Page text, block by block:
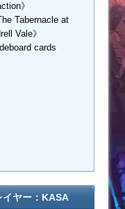
》
Tabernacle at
Vale》
cards
ヤー：KASA